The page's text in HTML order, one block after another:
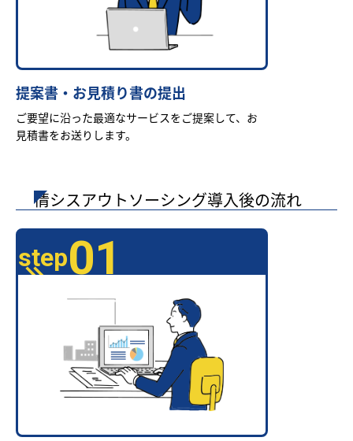
提案書・お見積り書の提出
ご要望に沿った最適なサービスをご提案して、お
見積書をお送りします。
情シスアウトソーシング導入後の流れ
step01